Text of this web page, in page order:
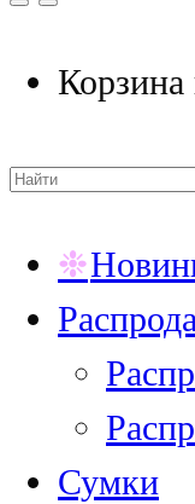
Корзина
Сумки